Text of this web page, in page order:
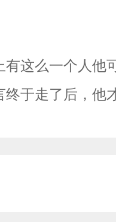
有这么一个人他
于走了后，他